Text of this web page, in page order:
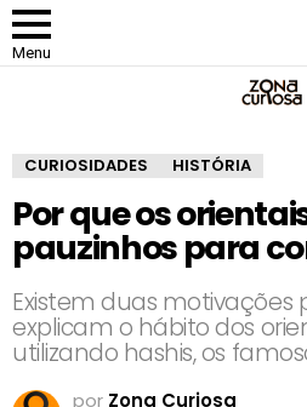
Menu
CURIOSIDADES HISTÓRIA
Por que os
pauzinhos para
Existem duas motivações
explicam o hábito dos
utilizando hashis, os
por Zona Curiosa